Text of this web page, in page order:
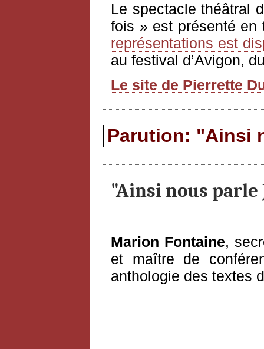
Le spectacle théâtral
fois » est présenté en
représentations est
au festival d’Avigon,
Le site de Pierrette
Parution: "Ainsi
"Ainsi nous parle
Marion Fontaine,
et maître de
anthologie des textes